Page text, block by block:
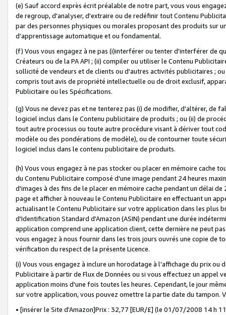
(e) Sauf accord exprès écrit préalable de notre part, vous vous
de regroup, d'analyser, d'extraire ou de redéfinir tout Contenu
par des personnes physiques ou morales proposant des produits sur
d’apprentissage automatique et ou fondamental.
(f) Vous vous engagez à ne pas (i)interférer ou tenter d'interférer de
Créateurs ou de la PA API ; (ii) compiler ou utiliser le Contenu
sollicité de vendeurs et de clients ou d'autres activités publicitaires ;
compris tout avis de propriété intellectuelle ou de droit exclusif,
Publicitaire ou les Spécifications.
(g) Vous ne devez pas et ne tenterez pas (i) de modifier, d'altérer, de
logiciel inclus dans le Contenu publicitaire de produits ; ou (ii) de
tout autre processus ou toute autre procédure visant à dériver tout
modèle ou des pondérations de modèle), ou de contourner toute
logiciel inclus dans le contenu publicitaire de produits.
(h) Vous vous engagez à ne pas stocker ou placer en mémoire cache
du Contenu Publicitaire composé d'une image pendant 24 heures
d'images à des fins de le placer en mémoire cache pendant un délai
page et afficher à nouveau le Contenu Publicitaire en effectuant un
actualisant le Contenu Publicitaire sur votre application dans les plus
d'Identification Standard d'Amazon (ASIN) pendant une durée
application comprend une application client, cette dernière ne peut
vous engagez à nous fournir dans les trois jours ouvrés une copie de
vérification du respect de la présente Licence.
(i) Vous vous engagez à inclure un horodatage à l'affichage du prix
Publicitaire à partir de Flux de Données ou si vous effectuez un appel
application moins d'une fois toutes les heures. Cependant, le jour
sur votre application, vous pouvez omettre la partie date du tampon.
• [insérer le Site d'Amazon]Prix : 32,77 [EUR/£] (le 01/07/2008 14 h